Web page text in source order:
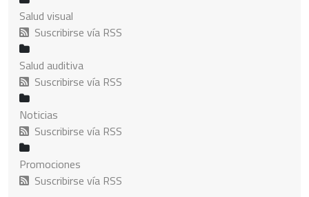
Salud visual
Suscribirse vía RSS
Salud auditiva
Suscribirse vía RSS
Noticias
Suscribirse vía RSS
Promociones
Suscribirse vía RSS